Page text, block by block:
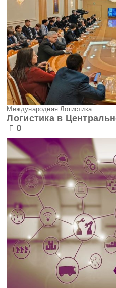
Международная Логистика
Логистика в
0